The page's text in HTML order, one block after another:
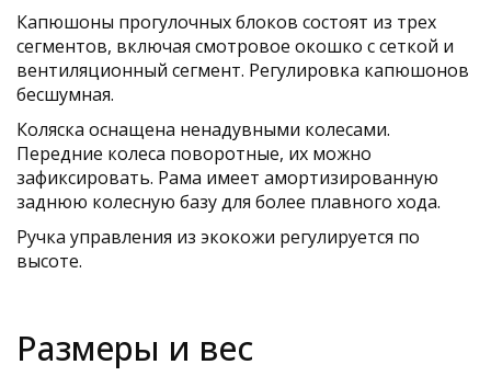
Капюшоны прогулочных блоков состоят из трех
сегментов, включая смотровое окошко с сеткой и
вентиляционный сегмент. Регулировка капюшонов
бесшумная.
Коляска оснащена ненадувными колесами.
Передние колеса поворотные, их можно
зафиксировать. Рама имеет амортизированную
заднюю колесную базу для более плавного хода.
Ручка управления из экокожи регулируется по
высоте.
Размеры и вес